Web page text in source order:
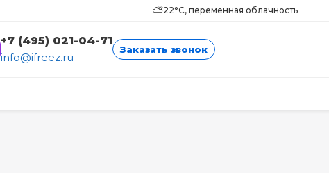
⛅22°C, переменная облачность
+7 (495) 021-04-71
info@ifreez.ru
Заказать звонок